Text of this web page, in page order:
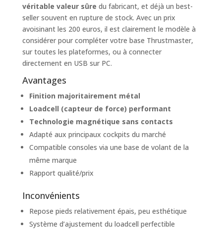
véritable valeur sûre du fabricant, et déjà un best-
seller souvent en rupture de stock. Avec un prix
avoisinant les 200 euros, il est clairement le modèle à
considérer pour compléter votre base Thrustmaster,
sur toutes les plateformes, ou à connecter
directement en USB sur PC.
Avantages
Finition majoritairement métal
Loadcell (capteur de force) performant
Technologie magnétique sans contacts
Adapté aux principaux cockpits du marché
Compatible consoles via une base de volant de la
même marque
Rapport qualité/prix
Inconvénients
Repose pieds relativement épais, peu esthétique
Système d’ajustement du loadcell perfectible